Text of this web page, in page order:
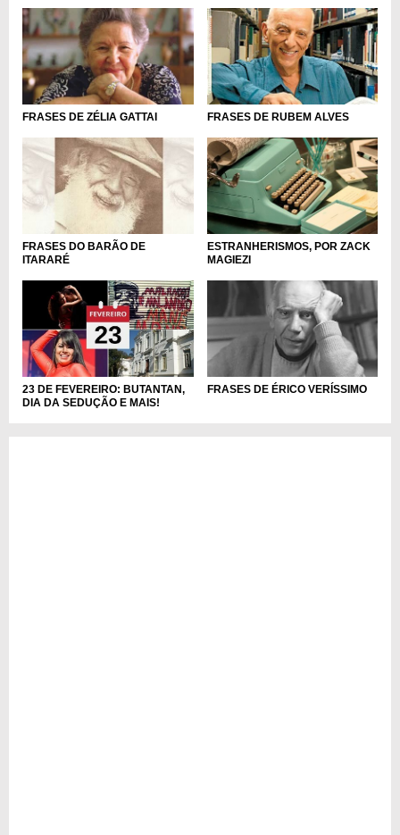
FRASES DE ZÉLIA GATTAI FRASES DE RUBEM ALVES
FRASES DO BARÃO DE
ITARARÉ
ESTRANHERISMOS, POR ZACK
MAGIEZI
23 DE FEVEREIRO: BUTANTAN,
DIA DA SEDUÇÃO E MAIS!
FRASES DE ÉRICO VERÍSSIMO